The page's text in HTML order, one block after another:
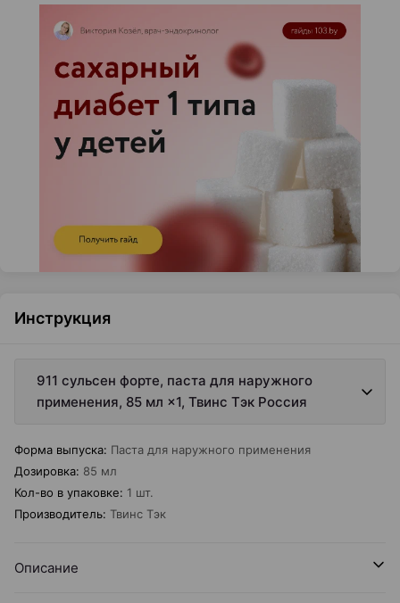
Инструкция
911 сульсен форте, паста для наружного
применения, 85 мл ×1, Твинс Тэк Россия
Форма выпуска: Паста для наружного применения
Дозировка: 85 мл
Кол-во в упаковке: 1 шт.
Производитель: Твинс Тэк
Описание